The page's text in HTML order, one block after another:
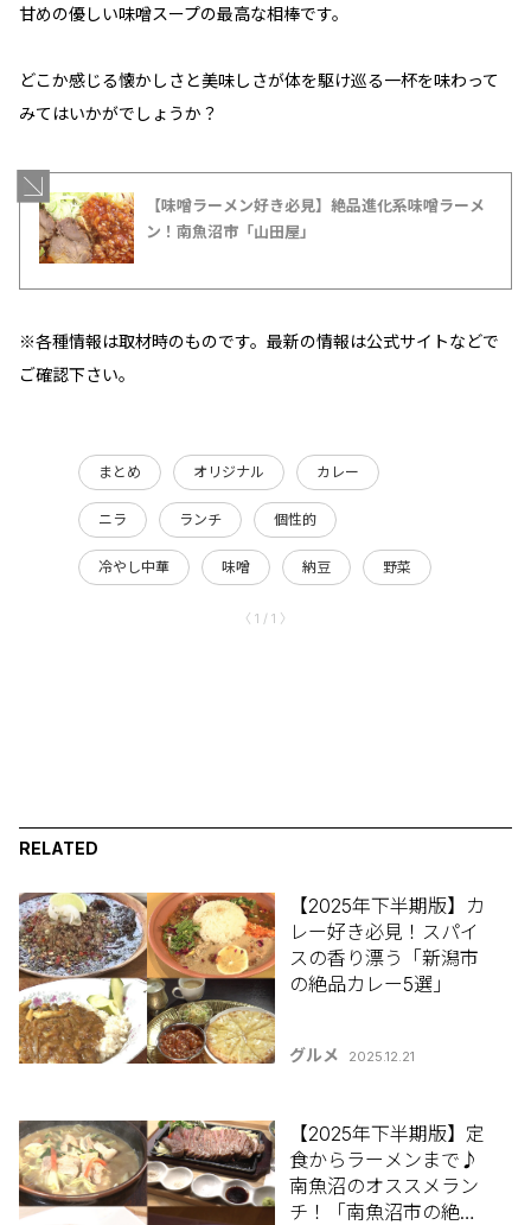
甘めの優しい味噌スープの最高な相棒です。
どこか感じる懐かしさと美味しさが体を駆け巡る一杯を味わって
みてはいかがでしょうか？
【味噌ラーメン好き必見】絶品進化系味噌ラーメ
ン！南魚沼市「山田屋」
※各種情報は取材時のものです。最新の情報は公式サイトなどで
ご確認下さい。
まとめ オリジナル カレー
ニラ ランチ 個性的
冷やし中華 味噌 納豆 野菜
〈 1 / 1 〉
RELATED
【2025年下半期版】カ
レー好き必見！スパイ
スの香り漂う「新潟市
の絶品カレー5選」
グルメ 2025.12.21
【2025年下半期版】定
食からラーメンまで♪
南魚沼のオススメラン
チ！「南魚沼市の絶品